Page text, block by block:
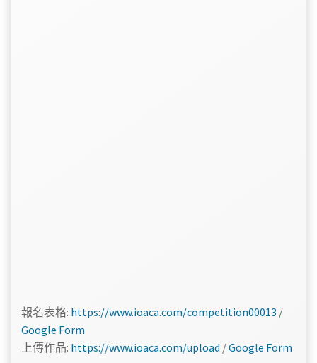
報名表格: https://www.ioaca.com/competition00013 /
Google Form
上傳作品: https://www.ioaca.com/upload /Google Form